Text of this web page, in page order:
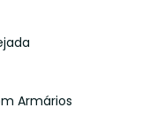
Armários